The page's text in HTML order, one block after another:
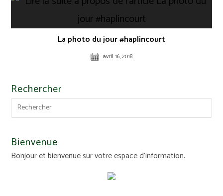
La photo du jour #haplincourt
avril 16, 2018
Rechercher
Bienvenue
Bonjour et bienvenue sur votre espace d'information.